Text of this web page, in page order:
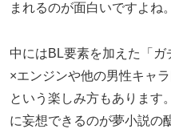
まれるのが面白いですよね。
中にはBL要素を加えた「
×エンジンや他の男性キャ
という楽しみ方もあります
に妄想できるのが夢小説の